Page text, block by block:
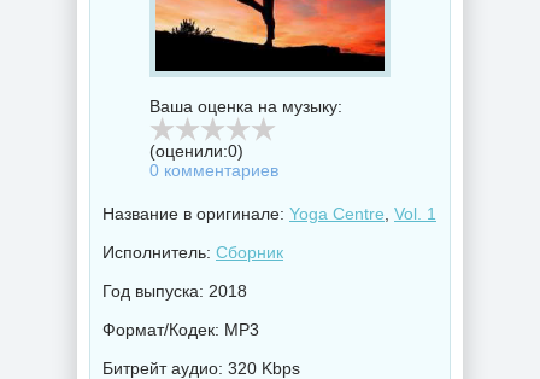
Ваша оценка на музыку:
(оценили:0)
0 комментариев
Название в оригинале: Yoga Centre Vol. 1
Исполнитель: Сборник
Год выпуска: 2018
Формат/Кодек: MP3
Битрейт аудио: 320 Kbps